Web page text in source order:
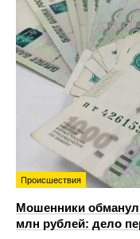
Происшествия
Мошенники
млн рублей: дело